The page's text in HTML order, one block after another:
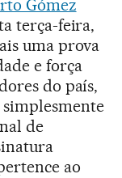
Gómez
terça-feira,
uma prova
e força
do país,
de
ao